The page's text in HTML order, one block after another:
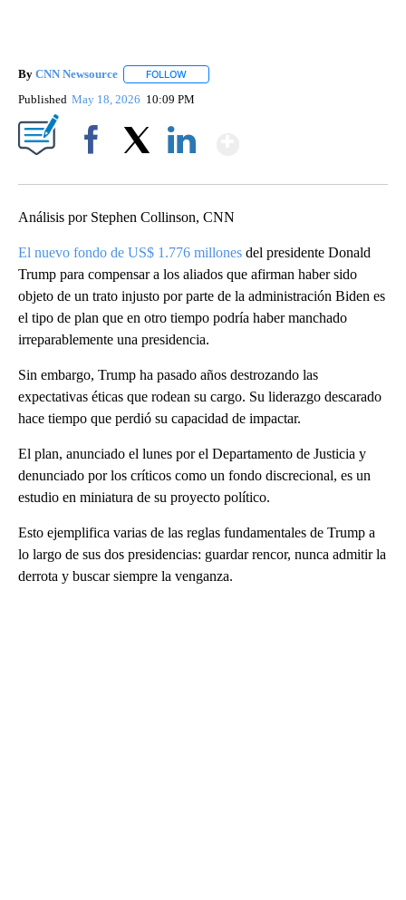
By CNN Newsource FOLLOW
Published May 18, 2026 10:09 PM
Análisis por Stephen Collinson, CNN
El nuevo fondo de US$ 1.776 millones del presidente Donald
Trump para compensar a los aliados que afirman haber sido
objeto de un trato injusto por parte de la administración Biden es
el tipo de plan que en otro tiempo podría haber manchado
irreparablemente una presidencia.
Sin embargo, Trump ha pasado años destrozando las
expectativas éticas que rodean su cargo. Su liderazgo descarado
hace tiempo que perdió su capacidad de impactar.
El plan, anunciado el lunes por el Departamento de Justicia y
denunciado por los críticos como un fondo discrecional, es un
estudio en miniatura de su proyecto político.
Esto ejemplifica varias de las reglas fundamentales de Trump a
lo largo de sus dos presidencias: guardar rencor, nunca admitir la
derrota y buscar siempre la venganza.